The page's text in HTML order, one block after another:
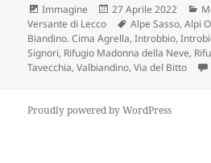
Formato
Immagine
Scritto
27 Aprile 2022
Versante di Lecco
Tag
Alpe Sasso,Alpi
Biandino. Cima Agrella,Introbbio,
Signori, Rifugio Madonna della Neve,
Tavecchia,Valbiandino,Via del Bitto
Proudly powered by WordPress